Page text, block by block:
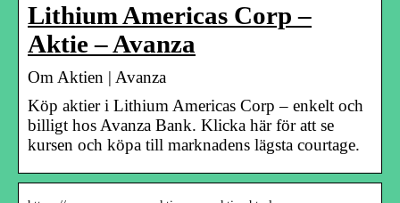
Lithium Americas Corp –
Aktie – Avanza
Om Aktien | Avanza
Köp aktier i Lithium Americas Corp – enkelt och
billigt hos Avanza Bank. Klicka här för att se
kursen och köpa till marknadens lägsta courtage.